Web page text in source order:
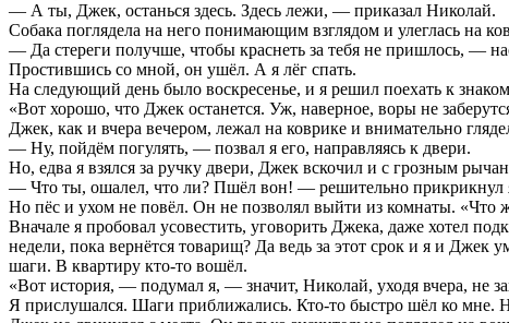
— А ты, Джек, останься здесь. Здесь лежи, — приказал Николай.
Собака поглядела на него понимающим взглядом и улеглась на
— Да стереги получше, чтобы краснеть за тебя не пришлось, —
Простившись со мной, он ушёл. А я лёг спать.
На следующий день было воскресенье, и я решил поехать к
«Вот хорошо, что Джек останется. Уж, наверное, воры не
Джек, как и вчера вечером, лежал на коврике и внимательно
— Ну, пойдём погулять, — позвал я его, направляясь к двери.
Но, едва я взялся за ручку двери, Джек вскочил и с грозным
— Что ты, ошалел, что ли? Пшёл вон! — решительно прикрикнул
Но пёс и ухом не повёл. Он не позволял выйти из комнаты. «Что
Вначале я пробовал усовестить, уговорить Джека, даже хотел
недели, пока вернётся товарищ? Да ведь за этот срок и я и
шаги. В квартиру кто-то вошёл.
«Вот история, — подумал я, — значит, Николай, уходя вчера, не
Я прислушался. Шаги приближались. Кто-то быстро шёл ко мне.